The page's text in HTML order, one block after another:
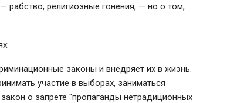
рабство, религиозные гонения, — но о том,
законы и внедряет их в жизнь.
участие в выборах, заниматься
о запрете "пропаганды нетрадиционных